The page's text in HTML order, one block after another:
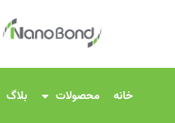
خانه محصولات بلاگ